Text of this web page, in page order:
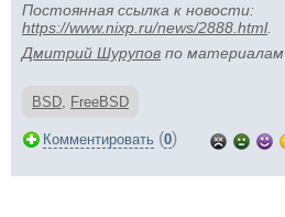
Постоянная ссылка к новости:
https://www.nixp.ru/news/2888.html.
Дмитрий Шурупов по материалам
BSD, FreeBSD
Комментировать (0)